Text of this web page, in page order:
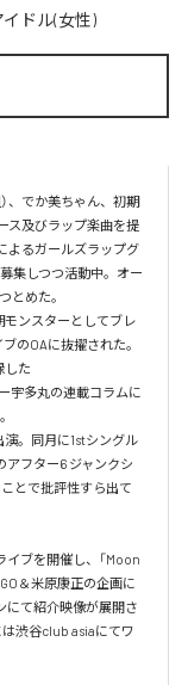
イドル(女性)
、でか美ちゃん、初期
ス及びラップ楽曲を提
よるガールズラップグ
集しつつ活動中。オー
とめた。
モンスターとしてブレ
のOAに抜擢された。
した
宇多丸の連載コラムに
演。同月に1stシングル
アフター6 ジャンクシ
ことで批評性すら出て
ブを開催し、「Moon
＆米原康正の企画に
にて紹介映像が展開さ
は渋谷club asiaにてワ